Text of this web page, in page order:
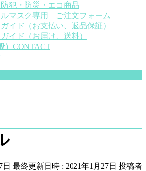
犯・防災・エコ商品
ルマスク専用 ご注文フォーム
イド（お支払い、返品保証）
イド（お届け、送料）
CONTACT
日 最終更新日時 : 2021年1月27日 投稿者